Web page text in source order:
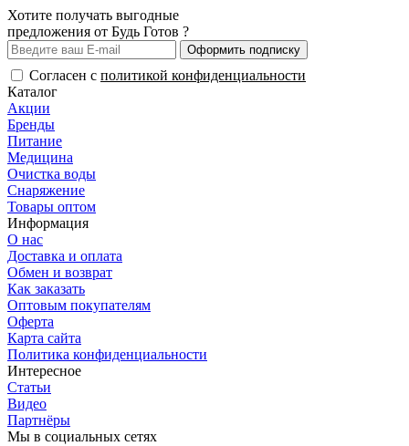
Хотите получать выгодные
предложения от Будь Готов ?
Оформить подписку
Согласен с политикой конфиденциальности
Каталог
Акции
Бренды
Питание
Медицина
Очистка воды
Снаряжение
Товары оптом
Информация
О нас
Доставка и оплата
Обмен и возврат
Как заказать
Оптовым покупателям
Оферта
Карта сайта
Политика конфиденциальности
Интересное
Статьи
Видео
Партнёры
Мы в социальных сетях